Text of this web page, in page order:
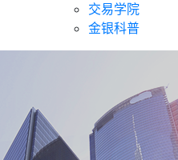
交易学院
金银科普